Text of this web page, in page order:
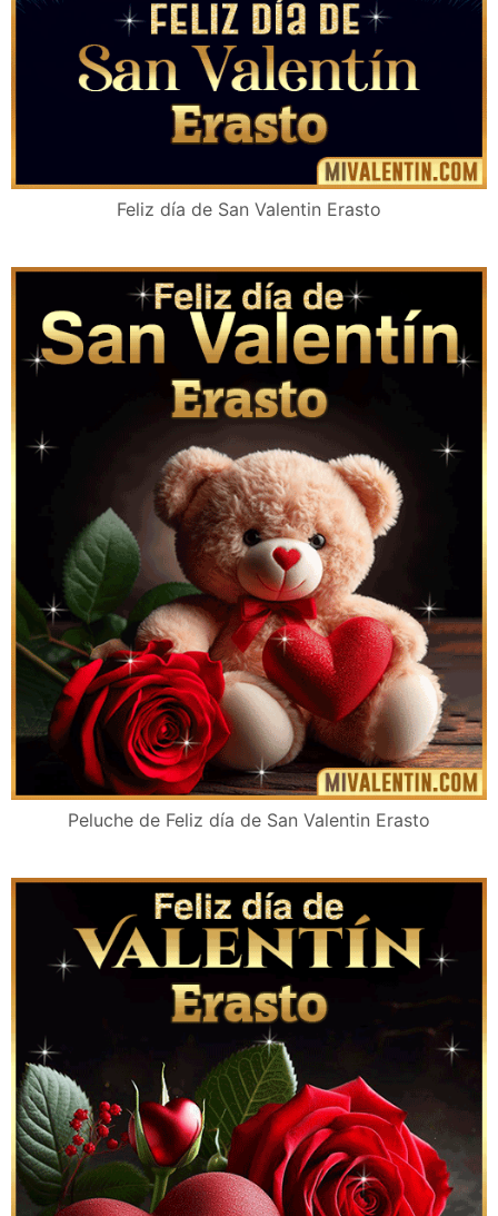
Feliz día de San Valentin Erasto
Peluche de Feliz día de San Valentin Erasto